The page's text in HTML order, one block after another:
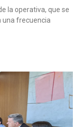
la operativa, que se
una frecuencia